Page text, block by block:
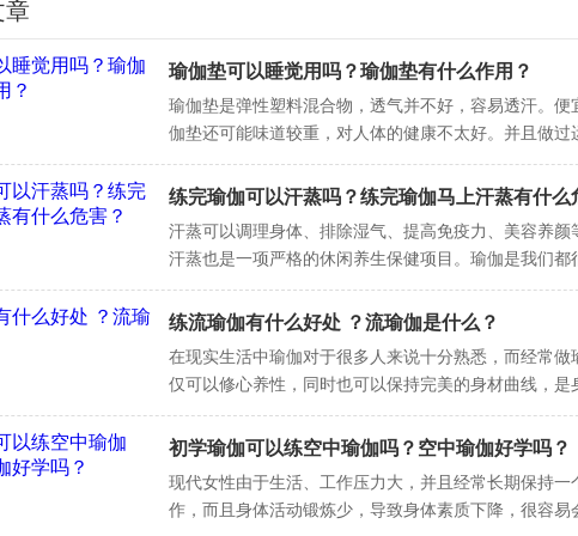
章
瑜伽垫可以睡觉用吗？瑜伽垫有什么作用？
瑜伽垫是弹性塑料混合物，透气并不好，容易透汗。便
伽垫还可能味道较重，对人体的健康不太好。并且做过
后，瑜伽垫容易残留汗渍和细菌。加之透气不好，还会
肤类疾病，在
练完瑜伽可以汗蒸吗？练完瑜伽马上汗蒸有什么
害？
汗蒸可以调理身体、排除湿气、提高免疫力、美容养颜
汗蒸也是一项严格的休闲养生保健项目。瑜伽是我们都
的一种运动，很多人都会通过练瑜伽来培养自己的气质
等
练流瑜伽有什么好处 ？流瑜伽是什么？
在现实生活中瑜伽对于很多人来说十分熟悉，而经常做
仅可以修心养性，同时也可以保持完美的身材曲线，是
加的柔软，瑜伽越来越受到年轻人的喜爱了，但是有许
不了解瑜
初学瑜伽可以练空中瑜伽吗？空中瑜伽好学吗？
现代女性由于生活、工作压力大，并且经常长期保持一
作，而且身体活动锻炼少，导致身体素质下降，很容易